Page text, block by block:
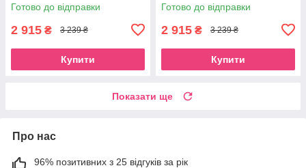
Готово до відправки
2 915 ₴ 3 239 ₴
Купити
Готово до відправки
2 915 ₴ 3 239 ₴
Купити
Показати ще
Про нас
96% позитивних з 25 відгуків за рік